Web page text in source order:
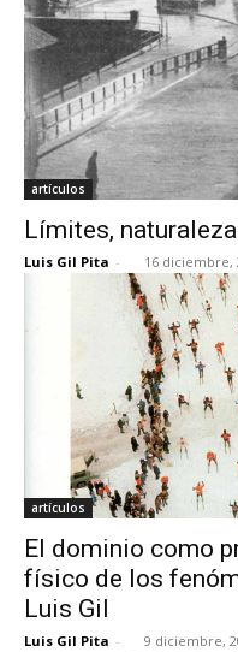
artículos
Límites,
Luis Gil Pita - 16 diciembre,
artículos
El dominio como
físico de los
Luis Gil
Luis Gil Pita - 9 diciembre,